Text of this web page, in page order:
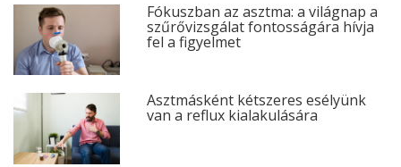
Fókuszban az asztma: a világnap a
szűrővizsgálat fontosságára hívja
fel a figyelmet
Asztmásként kétszeres esélyünk
van a reflux kialakulására